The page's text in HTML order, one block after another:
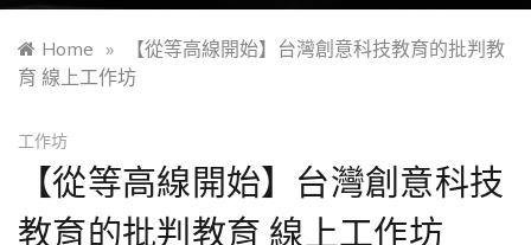
Home »
【從等高線開始】台灣創意科技教育的批判教
育 線上工作坊
工作坊
【從等高線開始】台灣創意科技
教育的批判教育 線上工作坊